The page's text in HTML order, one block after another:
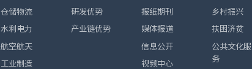
仓储物流
水利电力
航空航天
工业制造
研发优势
产业链优势
报纸期刊
媒体报道
信息公开
视频中心
乡村振兴
扶困济贫
公共文化服
务